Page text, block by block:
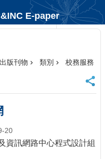
E-paper
出版刊物 類別 校務服務
20
資訊網路中心程式設計組